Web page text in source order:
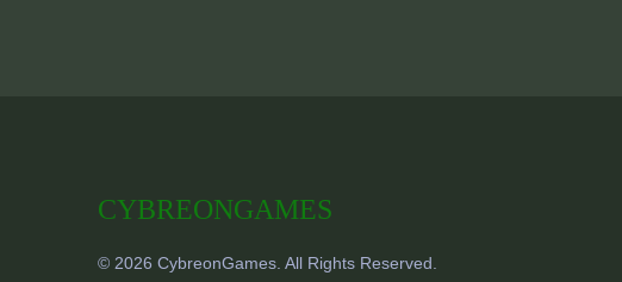
CYBREONGAMES
© 2026 CybreonGames. All Rights Reserved.